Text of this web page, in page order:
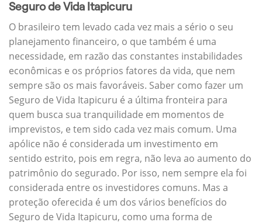
Seguro de Vida Itapicuru
O brasileiro tem levado cada vez mais a sério o seu
planejamento financeiro, o que também é uma
necessidade, em razão das constantes instabilidades
econômicas e os próprios fatores da vida, que nem
sempre são os mais favoráveis. Saber como fazer um
Seguro de Vida Itapicuru é a última fronteira para
quem busca sua tranquilidade em momentos de
imprevistos, e tem sido cada vez mais comum. Uma
apólice não é considerada um investimento em
sentido estrito, pois em regra, não leva ao aumento do
patrimônio do segurado. Por isso, nem sempre ela foi
considerada entre os investidores comuns. Mas a
proteção oferecida é um dos vários benefícios do
Seguro de Vida Itapicuru, como uma forma de